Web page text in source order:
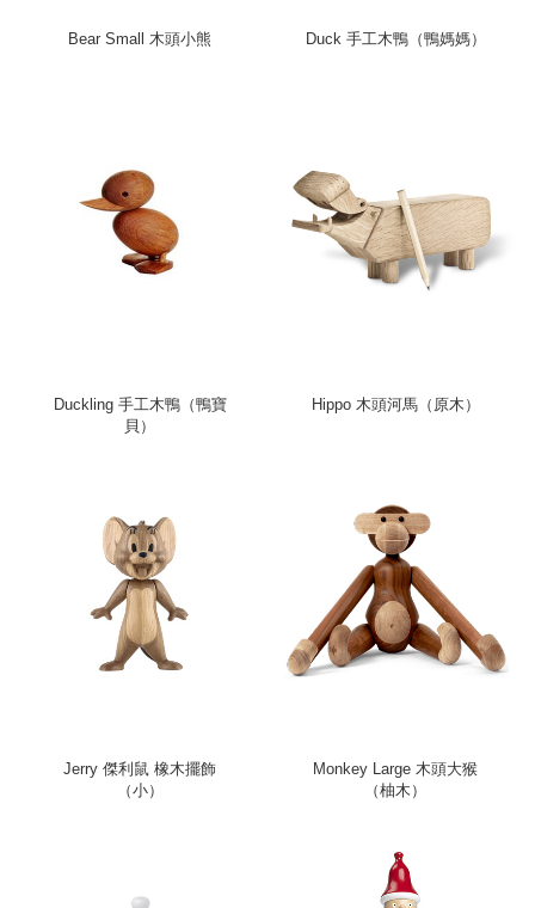
Bear Small 木頭小熊 Duck 手工木鴨（鴨媽媽）
Duckling 手工木鴨（鴨寶
貝）
Hippo 木頭河馬（原木）
Jerry 傑利鼠 橡木擺飾
（小）
Monkey Large 木頭大猴
（柚木）